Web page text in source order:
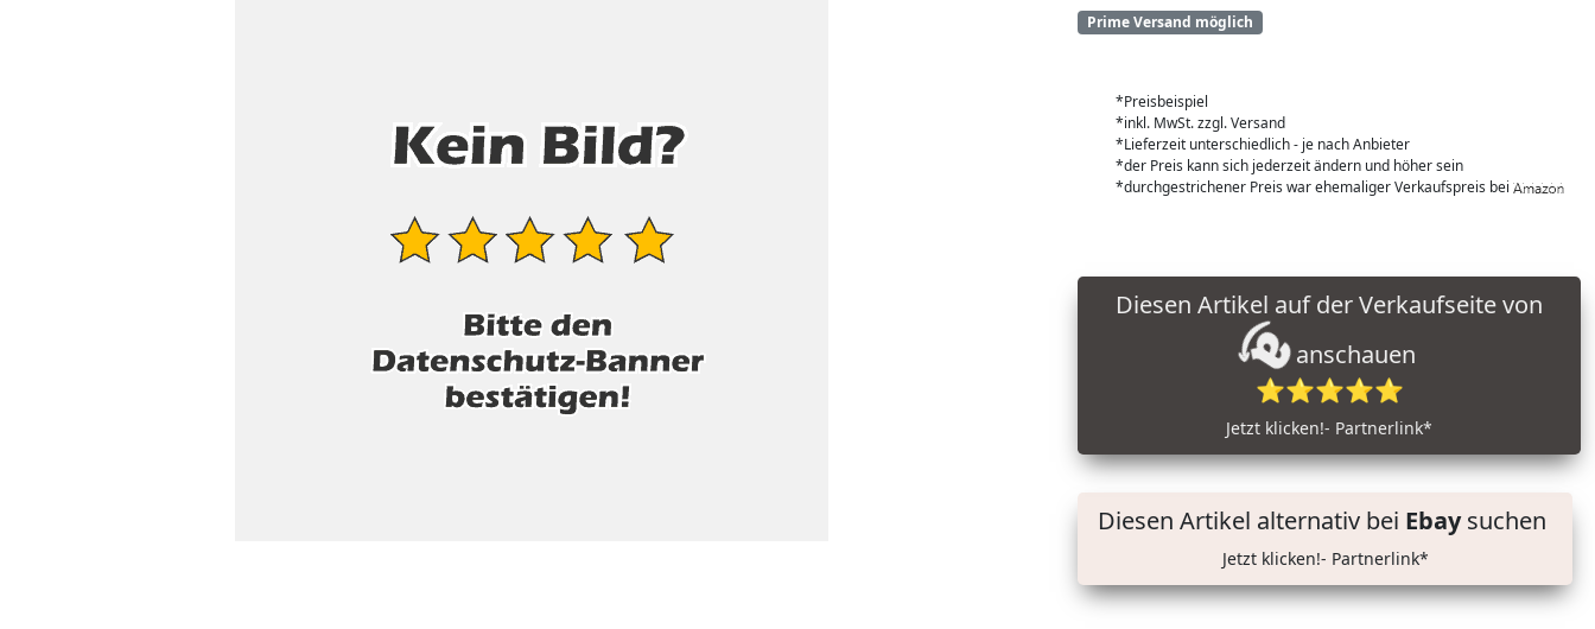
Prime Versand möglich
*Preisbeispiel
*inkl. MwSt. zzgl. Versand
*Lieferzeit unterschiedlich - je nach Anbieter
*der Preis kann sich jederzeit ändern und höher sein
*durchgestrichener Preis war ehemaliger Verkaufspreis bei
anschauen
⭐⭐⭐⭐⭐
Jetzt klicken!- Partnerlink*
Diesen Artikel alternativ bei Ebaysuchen
Jetzt klicken!- Partnerlink*